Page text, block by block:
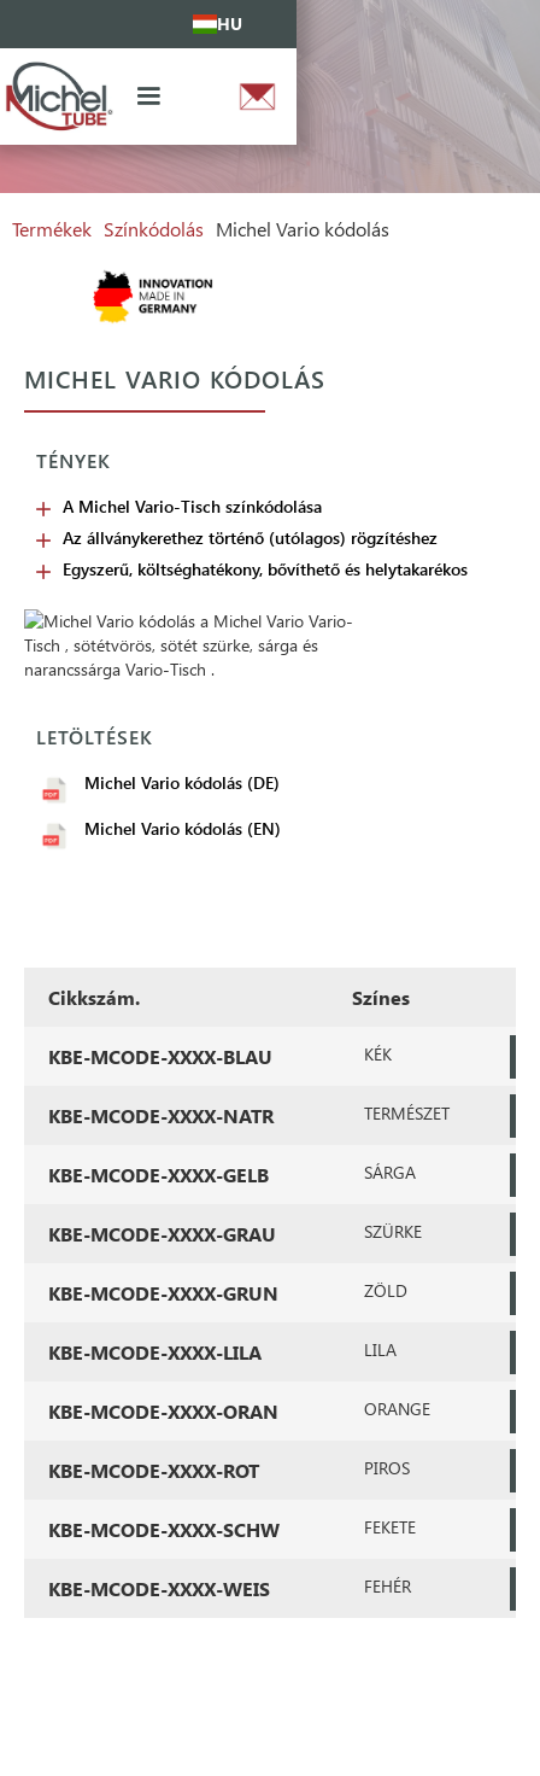
HU
Termékek Színkódolás Michel Vario kódolás
MICHEL VARIO KÓDOLÁS
TÉNYEK
A Michel Vario-Tisch színkódolása
Az állványkerethez történő (utólagos) rögzítéshez
Egyszerű, költséghatékony, bővíthető és helytakarékos
LETÖLTÉSEK
Michel Vario kódolás (DE)
Michel Vario kódolás (EN)
Cikkszám. Színes
KBE-MCODE-XXXX-BLAU KÉK
KBE-MCODE-XXXX-NATR TERMÉSZET
KBE-MCODE-XXXX-GELB SÁRGA
KBE-MCODE-XXXX-GRAU SZÜRKE
KBE-MCODE-XXXX-GRUN ZÖLD
KBE-MCODE-XXXX-LILA LILA
KBE-MCODE-XXXX-ORAN ORANGE
KBE-MCODE-XXXX-ROT PIROS
KBE-MCODE-XXXX-SCHW FEKETE
KBE-MCODE-XXXX-WEIS FEHÉR